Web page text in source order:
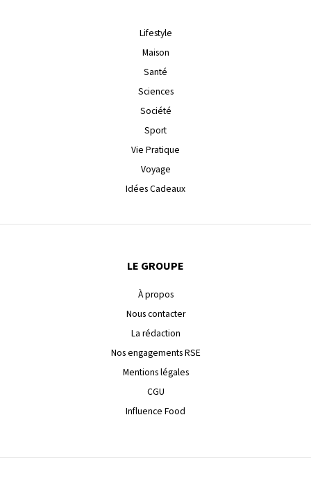
Lifestyle
Maison
Santé
Sciences
Société
Sport
Vie Pratique
Voyage
Idées Cadeaux
LE GROUPE
À propos
Nous contacter
La rédaction
Nos engagements RSE
Mentions légales
CGU
Influence Food